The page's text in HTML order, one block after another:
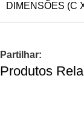
DIMENSÕES (C
Partilhar:
Produtos